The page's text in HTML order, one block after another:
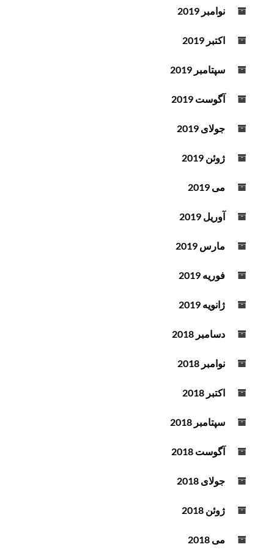
نوامبر 2019
اکتبر 2019
سپتامبر 2019
آگوست 2019
جولای 2019
ژوئن 2019
می 2019
آوریل 2019
مارس 2019
فوریه 2019
ژانویه 2019
دسامبر 2018
نوامبر 2018
اکتبر 2018
سپتامبر 2018
آگوست 2018
جولای 2018
ژوئن 2018
می 2018